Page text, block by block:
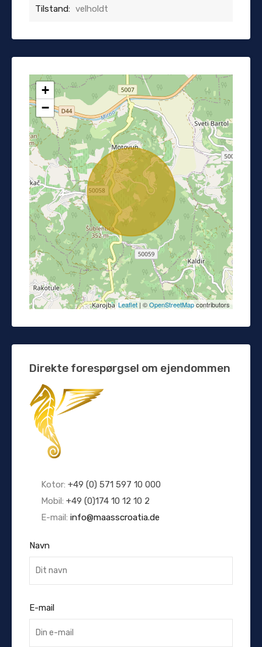
Tilstand: velholdt
+
−
Leaflet | ©OpenStreetMapcontributors
Direkte forespørgsel om ejendommen
Kotor: +49 (0) 571 597 10 000
Mobil: +49 (0)174 10 12 10 2
E-mail: info@maasscroatia.de
Navn
E-mail